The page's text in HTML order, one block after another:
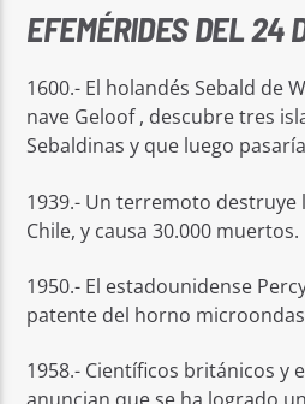
EFEMÉRIDES DEL 24
1600.- El holandés Sebald de
nave Geloof , descubre tres
Sebaldinas y que luego
1939.- Un terremoto destruye
Chile, y causa 30.000 muertos.
1950.- El estadounidense
patente del horno
1958.- Científicos británicos y